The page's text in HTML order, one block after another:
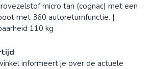
micro tan (cognac) met een
met 360 autoreturnfunctie. |
110 kg
informeert je over de actuele